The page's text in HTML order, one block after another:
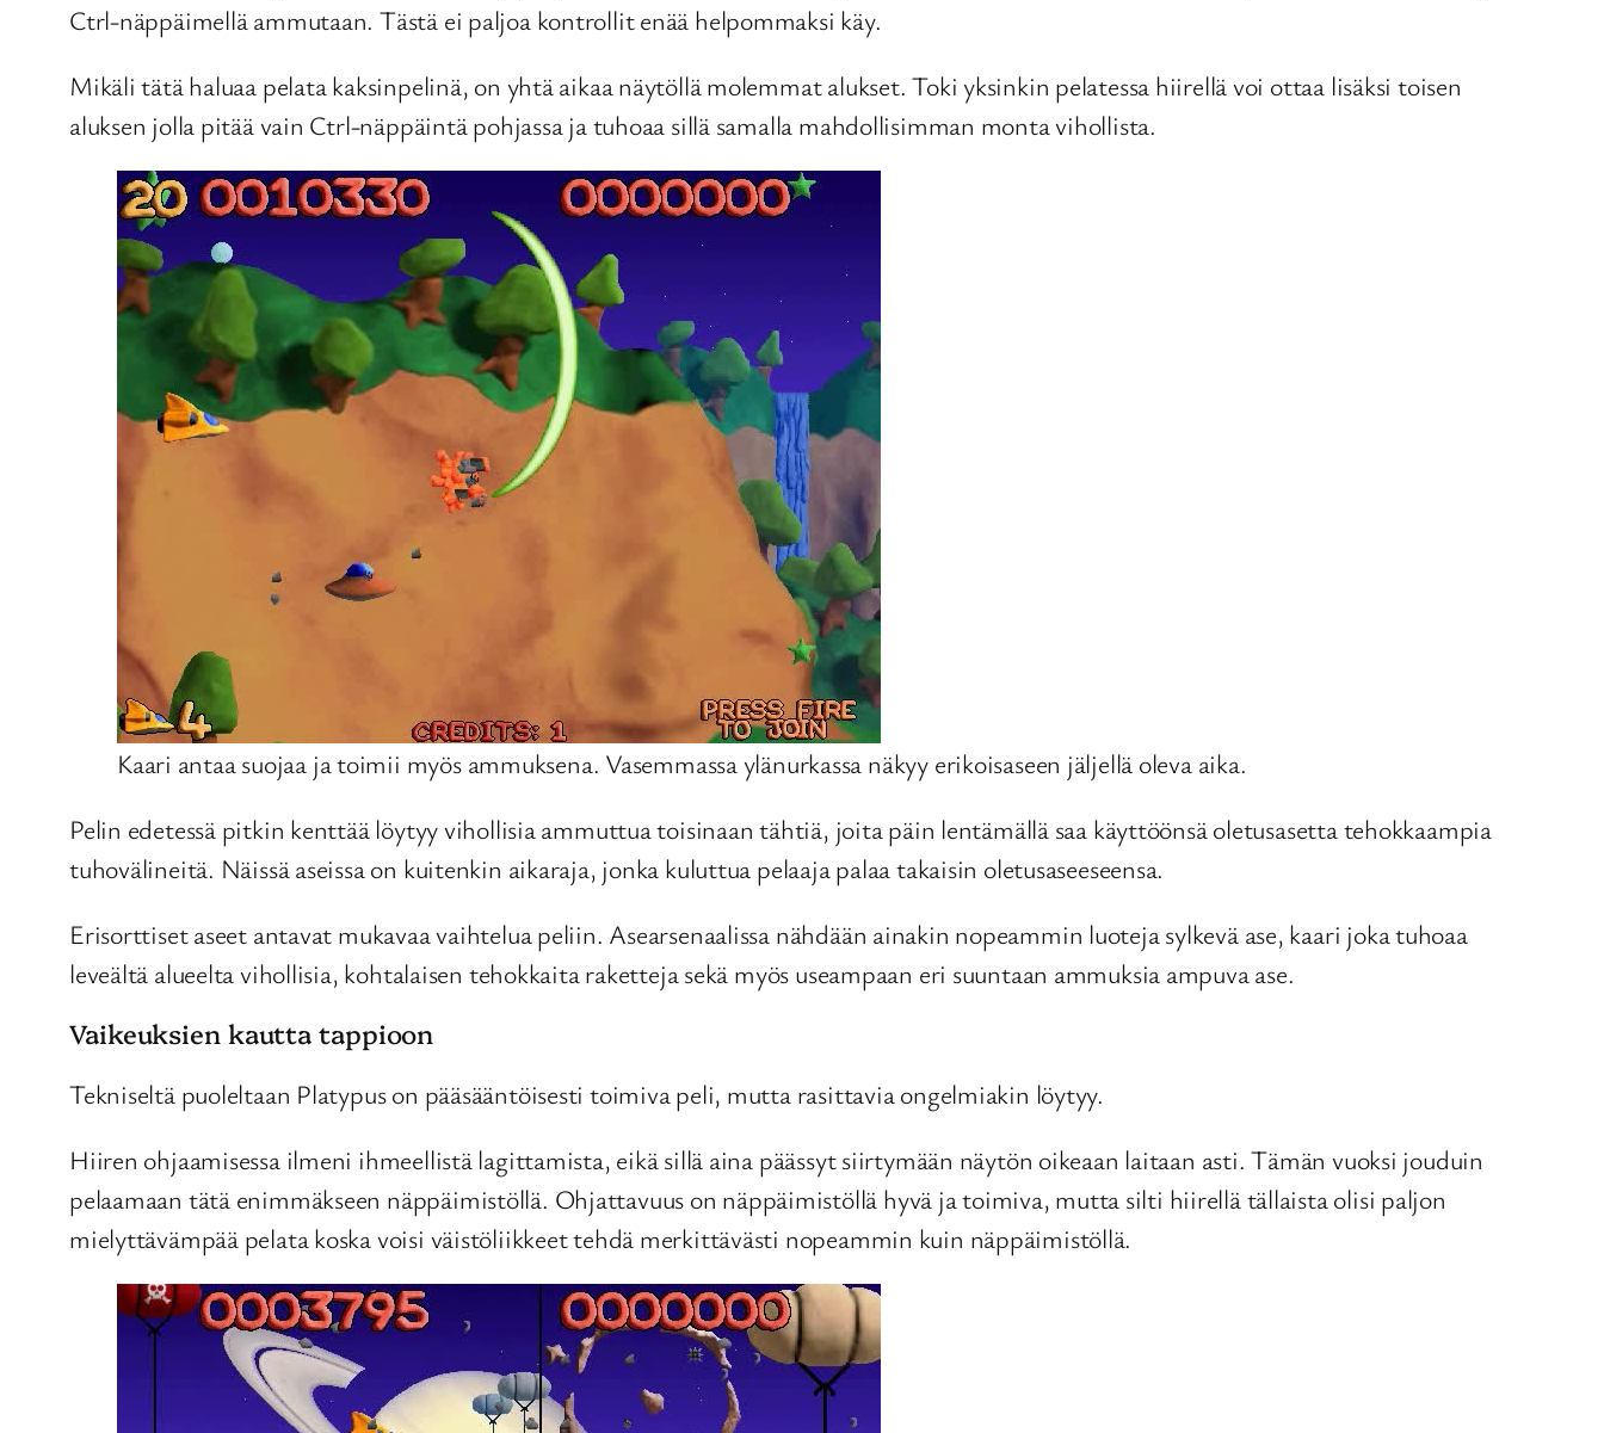
Ctrl-näppäimellä ammutaan. Tästä ei paljoa kontrollit enää helpommaksi käy.
Mikäli tätä haluaa pelata kaksinpelinä, on yhtä aikaa näytöllä molemmat alukset. Toki yksinkin pelatessa hiirellä voi ottaa lisäksi toisen
aluksen jolla pitää vain Ctrl-näppäintä pohjassa ja tuhoaa sillä samalla mahdollisimman monta vihollista.
Kaari antaa suojaa ja toimii myös ammuksena. Vasemmassa ylänurkassa näkyy erikoisaseen jäljellä oleva aika.
Pelin edetessä pitkin kenttää löytyy vihollisia ammuttua toisinaan tähtiä, joita päin lentämällä saa käyttöönsä oletusasetta tehokkaampia
tuhovälineitä. Näissä aseissa on kuitenkin aikaraja, jonka kuluttua pelaaja palaa takaisin oletusaseeseensa.
Erisorttiset aseet antavat mukavaa vaihtelua peliin. Asearsenaalissa nähdään ainakin nopeammin luoteja sylkevä ase, kaari joka tuhoaa
leveältä alueelta vihollisia, kohtalaisen tehokkaita raketteja sekä myös useampaan eri suuntaan ammuksia ampuva ase.
Vaikeuksien kautta tappioon
Tekniseltä puoleltaan Platypus on pääsääntöisesti toimiva peli, mutta rasittavia ongelmiakin löytyy.
Hiiren ohjaamisessa ilmeni ihmeellistä lagittamista, eikä sillä aina päässyt siirtymään näytön oikeaan laitaan asti. Tämän vuoksi jouduin
pelaamaan tätä enimmäkseen näppäimistöllä. Ohjattavuus on näppäimistöllä hyvä ja toimiva, mutta silti hiirellä tällaista olisi paljon
mielyttävämpää pelata koska voisi väistöliikkeet tehdä merkittävästi nopeammin kuin näppäimistöllä.